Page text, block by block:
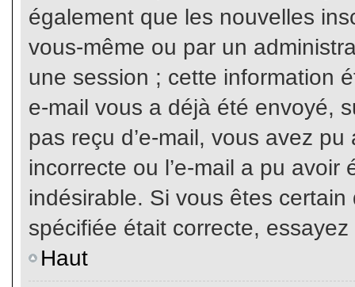
également que les nouvelles
vous-même ou par un
une session ; cette information
e-mail vous a déjà été envoyé,
pas reçu d’e-mail, vous avez
incorrecte ou l’e-mail a pu
indésirable. Si vous êtes
spécifiée était correcte,
Haut